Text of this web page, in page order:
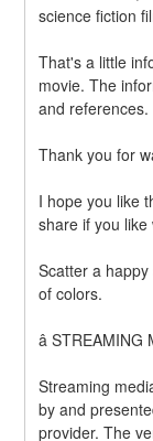
science fiction
That's a little
movie. The
and
Thank you for
I hope you like
share if you
Scatter a
of colors.
â STREAMING
Streaming
by and
provider. The